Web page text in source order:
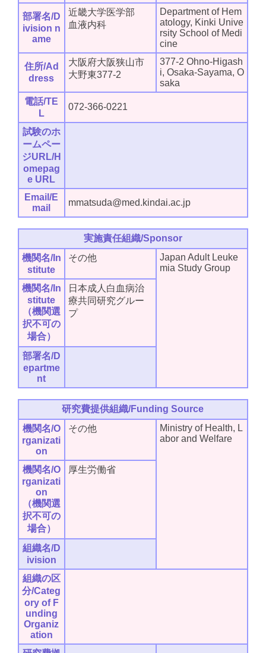
部署名/D
ivision n
ame
近畿大学医学部
血液内科
Department of Hem
atology, Kinki Unive
rsity School of Medi
cine
住所/Ad
dress
大阪府大阪狭山市
大野東377-2
377-2 Ohno-Higash
i, Osaka-Sayama, O
saka
電話/TE
L
072-366-0221
試験のホ
ームペー
ジURL/H
omepag
e URL
Email/E
mail
mmatsuda@med.kindai.ac.jp
実施責任組織/Sponsor
機関名/In
stitute
その他
Japan Adult Leuke
mia Study Group
機関名/In
stitute
（機関選
択不可の
場合）
日本成人白血病治
療共同研究グルー
プ
部署名/D
epartme
nt
研究費提供組織/Funding Source
機関名/O
rganizati
on
その他
Ministry of Health, L
abor and Welfare
機関名/O
rganizati
on
（機関選
択不可の
場合）
厚生労働省
組織名/D
ivision
組織の区
分/Categ
ory of F
unding
Organiz
ation